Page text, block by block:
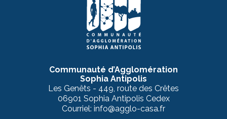
Communauté d’Agglomération
Sophia Antipolis
Les Genêts - 449, route des Crêtes
06901 Sophia Antipolis Cedex
Courriel: info@agglo-casa.fr